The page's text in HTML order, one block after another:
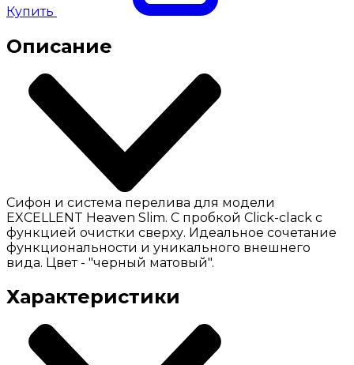
Купить
Описание
Сифон и система перелива для модели
EXCELLENT Heaven Slim. С пробкой Click-clack с
функцией очистки сверху. Идеальное сочетание
функциональности и уникального внешнего
вида. Цвет - "черный матовый".
Характеристики